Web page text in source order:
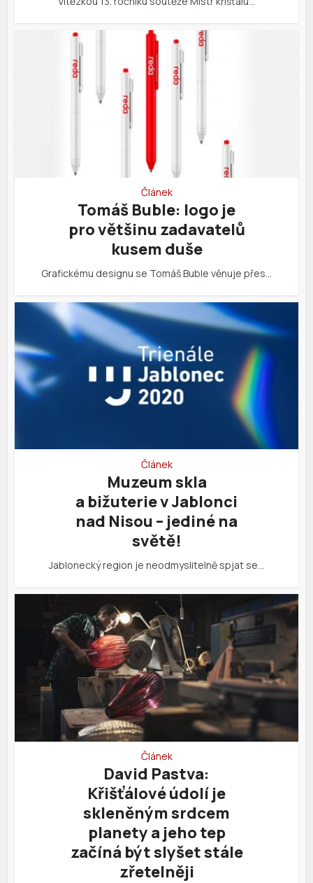
Článek
Tomáš Buble: logo je
pro většinu zadavatelů
kusem duše
Grafickému designu se Tomáš Buble věnuje přes…
Článek
Muzeum skla
a bižuterie v Jablonci
nad Nisou – jediné na
světě!
Jablonecký region je neodmyslitelně spjat se…
Článek
David Pastva:
Křišťálové údolí je
skleněným srdcem
planety a jeho tep
začíná být slyšet stále
zřetelněji